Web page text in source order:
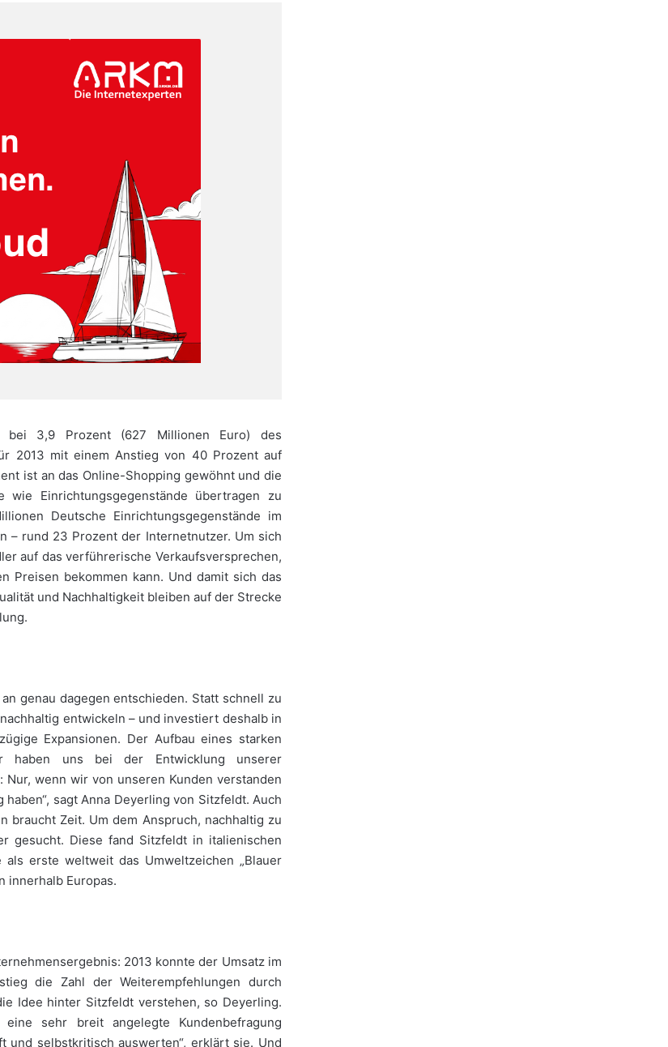
3,9 Prozent (627 Millionen Euro) des
2013 mit einem Anstieg von 40 Prozent auf
ist an das Online-Shopping gewöhnt und die
wie Einrichtungsgegenstände übertragen zu
Deutsche Einrichtungsgegenstände im
– rund 23 Prozent der Internetnutzer. Um sich
auf das verführerische Verkaufsversprechen,
Preisen bekommen kann. Und damit sich das
und Nachhaltigkeit bleiben auf der Strecke
genau dagegen entschieden. Statt schnell zu
entwickeln – und investiert deshalb in
Expansionen. Der Aufbau eines starken
haben uns bei der Entwicklung unserer
wenn wir von unseren Kunden verstanden
sagt Anna Deyerling von Sitzfeldt. Auch
braucht Zeit. Um dem Anspruch, nachhaltig zu
gesucht. Diese fand Sitzfeldt in italienischen
erste weltweit das Umweltzeichen „Blauer
innerhalb Europas.
2013 konnte der Umsatz im
die Zahl der Weiterempfehlungen durch
Idee hinter Sitzfeldt verstehen, so Deyerling.
sehr breit angelegte Kundenbefragung
und selbstkritisch auswerten“, erklärt sie. Und